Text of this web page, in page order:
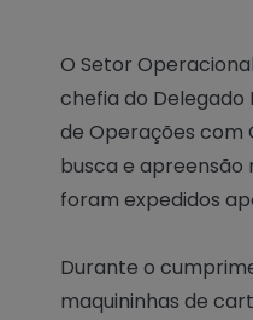
O Setor
chefia do Delegado
de Operações com
busca e apreensão
foram expedidos
Durante o
maquininhas de